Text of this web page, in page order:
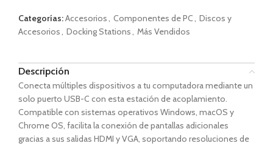
Categorías:Accesorios, Componentes de PC, Discos y
Accesorios, Docking Stations, Más Vendidos
Descripción
Conecta múltiples dispositivos a tu computadora mediante un
solo puerto USB-C con esta estación de acoplamiento.
Compatible con sistemas operativos Windows, macOS y
Chrome OS, facilita la conexión de pantallas adicionales
gracias a sus salidas HDMI y VGA, soportando resoluciones de